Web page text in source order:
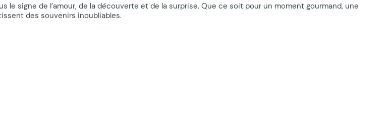
signe de l’amour, de la découverte et de la surprise. Que ce soit pour un moment gourmand, une
des souvenirs inoubliables.